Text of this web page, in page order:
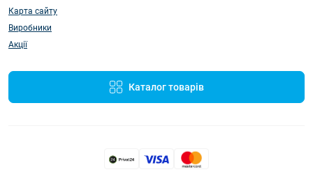
Карта сайту
Виробники
Акції
Каталог товарів